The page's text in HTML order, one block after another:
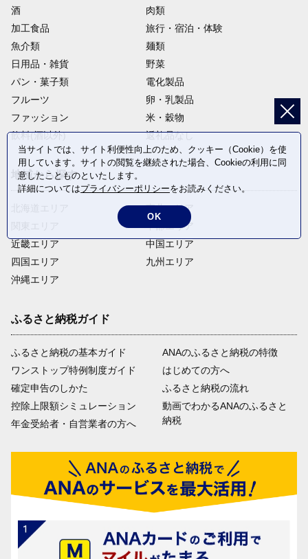
酒
肉類
加工食品
旅行・宿泊・体験
魚介類
麺類
日用品・雑貨
野菜
パン・菓子類
電化製品
フルーツ
卵・乳製品
ファッション
米・穀物
飲料(酒以外)
返礼品なし
地域から探す
近畿エリア
四国エリア
沖縄エリア
東北エリア
中部エリア
中国エリア
九州エリア
ふるさと納税ガイド
ふるさと納税の基本ガイド
ワンストップ特例制度ガイド
確定申告のしかた
控除上限額シミュレーション
年金受給者・自営業者の方へ
ANAのふるさと納税の特徴
はじめての方へ
ふるさと納税の流れ
動画でわかるANAのふるさと
納税
当サイトでは、サイト利便性向上のため、クッキー（Cookie）を使
用しています。サイトの閲覧を継続された場合、Cookieの利用に同
意したことものといたします。
詳細についてはプライバシーポリシーをお読みください。
OK